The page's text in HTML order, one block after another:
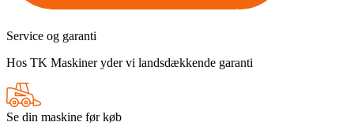
Service og garanti
Hos TK Maskiner yder vi landsdækkende garanti
Se din maskine før køb